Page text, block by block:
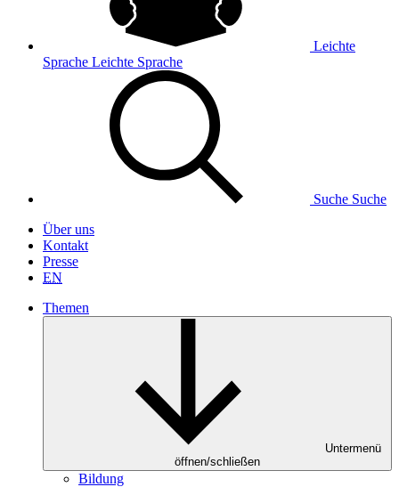
Leichte
Sprache Leichte Sprache
Suche Suche
Über uns
Kontakt
Presse
EN
Themen
Untermenü
öffnen/schließen
Bildung